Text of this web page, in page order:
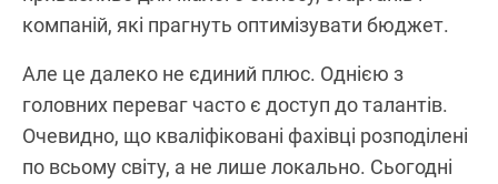
компаній, які прагнуть оптимізувати бюджет.
Але це далеко не єдиний плюс. Однією з
головних переваг часто є доступ до талантів.
Очевидно, що кваліфіковані фахівці розподілені
по всьому світу, а не лише локально. Сьогодні